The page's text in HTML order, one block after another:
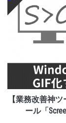
【業務改善神
ール「